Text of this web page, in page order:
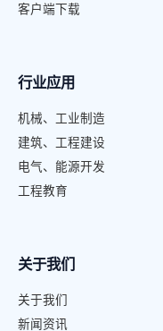
客户端下载
行业应用
机械、工业制造
建筑、工程建设
电气、能源开发
工程教育
关于我们
关于我们
新闻资讯